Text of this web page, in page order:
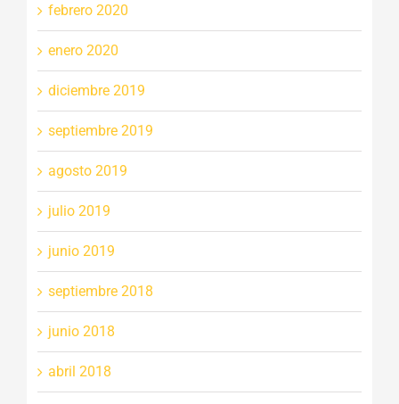
febrero 2020
enero 2020
diciembre 2019
septiembre 2019
agosto 2019
julio 2019
junio 2019
septiembre 2018
junio 2018
abril 2018